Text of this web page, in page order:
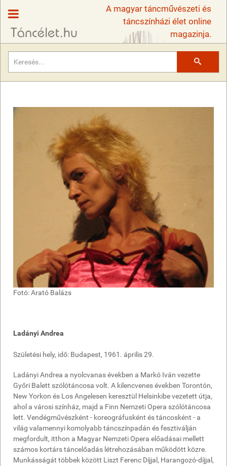
A magyar táncművészeti és
táncszínházi élet online
magazinja.
Fotó: Arató Balázs
Ladányi Andrea
Születési hely, idő: Budapest, 1961. április 29.
Ladányi Andrea a nyolcvanas években a Markó Iván vezette
Győri Balett szólótáncosa volt. A kilencvenes években Torontón,
New Yorkon és Los Angelesen keresztül Helsinkibe vezetett útja,
ahol a városi színház, majd a Finn Nemzeti Opera szólótáncosa
lett. Vendégművészként - koreográfusként és táncosként - a
világ valamennyi komolyabb táncszínpadán és fesztiválján
megfordult, itthon a Magyar Nemzeti Opera előadásai mellett
számos kortárs táncelőadás létrehozásában működött közre.
Munkásságát többek között Liszt Ferenc Díjjal, Harangozó-díjjal,